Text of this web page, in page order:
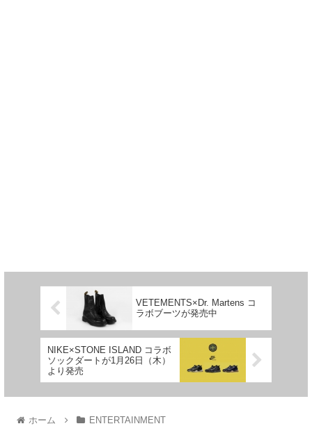
VETEMENTS×Dr. Martens コ
ラボブーツが発売中
NIKE×STONE ISLAND コラボ
ソックダートが1月26日（木）
より発売
ホーム ENTERTAINMENT